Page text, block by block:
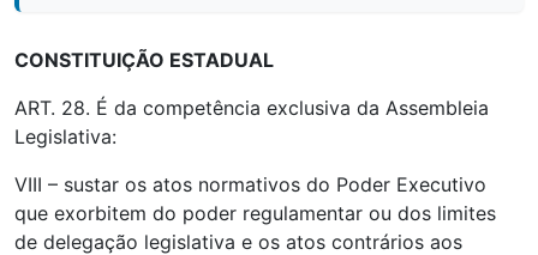
CONSTITUIÇÃO ESTADUAL
ART. 28. É da competência exclusiva da Assembleia
Legislativa:
VIII – sustar os atos normativos do Poder Executivo
que exorbitem do poder regulamentar ou dos limites
de delegação legislativa e os atos contrários aos